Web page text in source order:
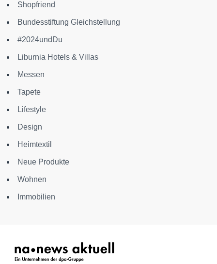
Shopfriend
Bundesstiftung Gleichstellung
#2024undDu
Liburnia Hotels & Villas
Messen
Tapete
Lifestyle
Design
Heimtextil
Neue Produkte
Wohnen
Immobilien